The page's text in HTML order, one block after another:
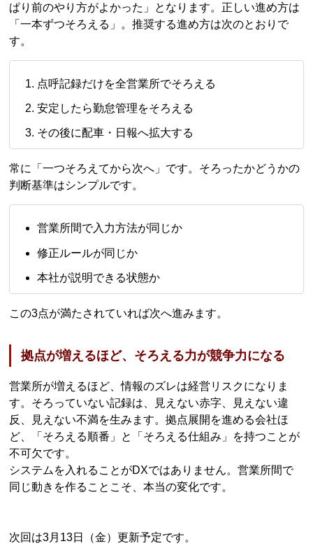
ぱり前のやり方がよかった」となります。正しい進め方は
「一本ずつそろえる」。推奨する進め方は次のとおりで
す。
点呼記録だけを全営業所でそろえる
安定したら勤怠管理をそろえる
その後に配車・日報へ拡大する
常に「一つそろえてから次へ」です。そろったかどうかの
判断基準はシンプルです。
営業所間で入力方法が同じか
修正ルールが同じか
本社が説明できる状態か
この3点が満たされていれば次へ進みます。
拠点が増えるほど、そろえる力が競争力になる
営業所が増えるほど、情報のズレは経営リスクになりま
す。そろっていない記録は、見えない赤字、見えない違
反、見えない不満を生みます。拠点展開を進める会社ほ
ど、「そろえる順番」と「そろえる仕組み」を持つことが
不可欠です。
システムを入れることがDXではありません。営業所間で
同じ動きを作ることこそ、本当の変化です。
次回は3月13日（金）更新予定です。